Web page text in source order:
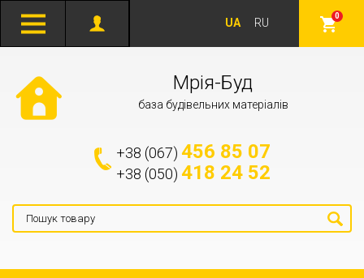
0
UA RU
Мрія-Буд
база будівельних матеріалів
+38 (067) 456 85 07
+38 (050) 418 24 52